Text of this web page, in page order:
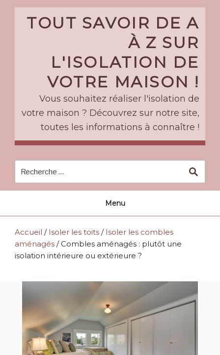
Skip
TOUT SAVOIR DE A
À Z SUR
L'ISOLATION DE
VOTRE MAISON !
Vous souhaitez réaliser l'isolation de
votre maison ? Découvrez sur notre site,
toutes les informations à connaître !
Menu
Accueil / Isoler les toits / Isoler les combles
aménagés / Combles aménagés : plutôt une
isolation intérieure ou extérieure ?